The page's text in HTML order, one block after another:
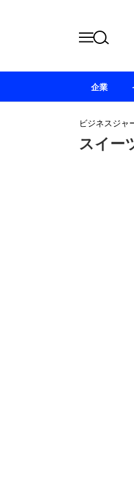
ビジネスジャ
スイー
企業